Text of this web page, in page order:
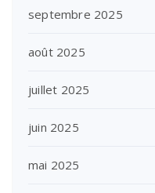
septembre 2025
août 2025
juillet 2025
juin 2025
mai 2025